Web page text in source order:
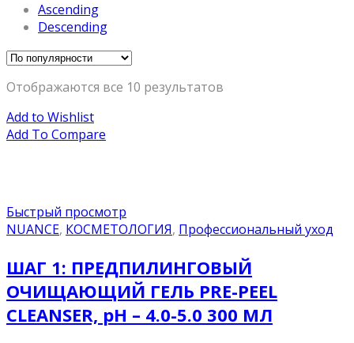
Ascending
Descending
Отображаются все 10 результатов
Add to Wishlist
Add To Compare
Быстрый просмотр
NUANCE, КОСМЕТОЛОГИЯ, Профессиональный уход
ШАГ 1: ПРЕДПИЛИНГОВЫЙ
ОЧИЩАЮЩИЙ ГЕЛЬ PRE-PEEL
CLEANSER, pH – 4.0-5.0 300 МЛ